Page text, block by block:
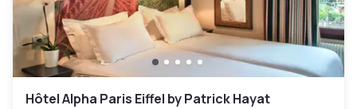
Hôtel Alpha Paris Eiffel by Patrick Hayat